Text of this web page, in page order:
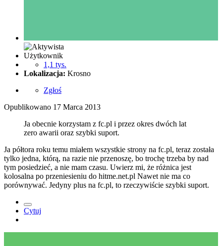
Użytkownik
1,1 tys.
Lokalizacja: Krosno
Zgłoś
Opublikowano 17 Marca 2013
Ja obecnie korzystam z fc.pl i przez okres dwóch lat
zero awarii oraz szybki suport.
Ja półtora roku temu miałem wszystkie strony na fc.pl, teraz została
tylko jedna, którą, na razie nie przenoszę, bo trochę trzeba by nad
tym posiedzieć, a nie mam czasu. Uwierz mi, że różnica jest
kolosalna po przeniesieniu do hitme.net.pl Nawet nie ma co
porównywać. Jedyny plus na fc.pl, to rzeczywiście szybki suport.
Cytuj